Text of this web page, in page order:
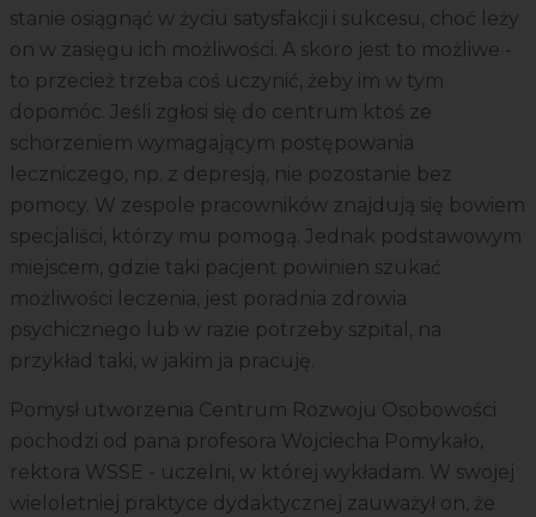
stanie osiągnąć w życiu satysfakcji i sukcesu, choć leży
on w zasięgu ich możliwości. A skoro jest to możliwe -
to przecież trzeba coś uczynić, żeby im w tym
dopomóc. Jeśli zgłosi się do centrum ktoś ze
schorzeniem wymagającym postępowania
leczniczego, np. z depresją, nie pozostanie bez
pomocy. W zespole pracowników znajdują się bowiem
specjaliści, którzy mu pomogą. Jednak podstawowym
miejscem, gdzie taki pacjent powinien szukać
możliwości leczenia, jest poradnia zdrowia
psychicznego lub w razie potrzeby szpital, na
przykład taki, w jakim ja pracuję.
Pomysł utworzenia Centrum Rozwoju Osobowości
pochodzi od pana profesora Wojciecha Pomykało,
rektora WSSE - uczelni, w której wykładam. W swojej
wieloletniej praktyce dydaktycznej zauważył on, że